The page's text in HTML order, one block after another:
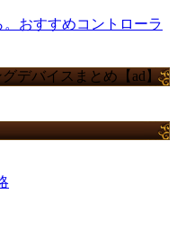
おすすめコントローラ
デバイスまとめ【ad】